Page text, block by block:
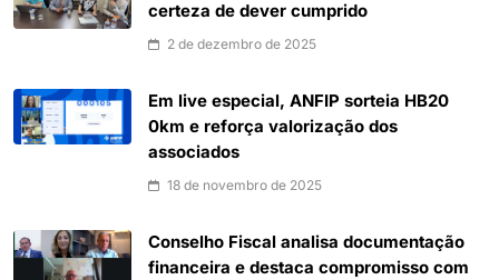
certeza de dever cumprido
2 de dezembro de 2025
Em live especial, ANFIP sorteia HB20
0km e reforça valorização dos
associados
18 de novembro de 2025
Conselho Fiscal analisa documentação
financeira e destaca compromisso com